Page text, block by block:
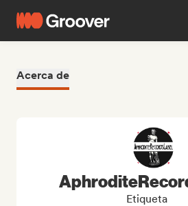
Acerca de
Etiqueta